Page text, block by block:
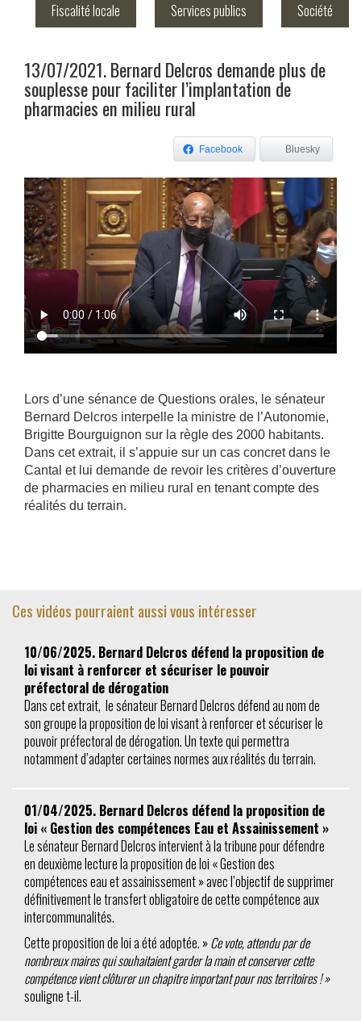
Fiscalité locale Services publics Société
13/07/2021. Bernard Delcros demande plus de
souplesse pour faciliter l’implantation de
pharmacies en milieu rural
Facebook Bluesky
Lors d’une sénance de Questions orales, le sénateur
Bernard Delcros interpelle la ministre de l’Autonomie,
Brigitte Bourguignon sur la règle des 2000 habitants.
Dans cet extrait, il s’appuie sur un cas concret dans le
Cantal et lui demande de revoir les critères d’ouverture
de pharmacies en milieu rural en tenant compte des
réalités du terrain.
Ces vidéos pourraient aussi vous intéresser
10/06/2025. Bernard Delcros défend la proposition de
loi visant à renforcer et sécuriser le pouvoir
préfectoral de dérogation
Dans cet extrait, le sénateur Bernard Delcros défend au nom de
son groupe la proposition de loi visant à renforcer et sécuriser le
pouvoir préfectoral de dérogation. Un texte qui permettra
notamment d’adapter certaines normes aux réalités du terrain.
01/04/2025. Bernard Delcros défend la proposition de
loi « Gestion des compétences Eau et Assainissement »
Le sénateur Bernard Delcros intervient à la tribune pour défendre
en deuxième lecture la proposition de loi « Gestion des
compétences eau et assainissement » avec l’objectif de supprimer
définitivement le transfert obligatoire de cette compétence aux
intercommunalités.
Cette proposition de loi a été adoptée. »Ce vote, attendu par de
nombreux maires qui souhaitaient garder la main et conserver cette
compétence vient clôturer un chapitre important pour nos territoires ! »
souligne t-il.